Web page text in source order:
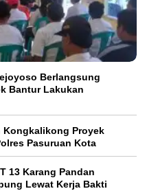
Berlangsung
Bantur Lakukan
Kongkalikong Proyek
Pasuruan Kota
13 Karang Pandan
Lewat Kerja Bakti